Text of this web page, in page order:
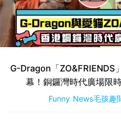
G-Dragon「
幕！銅鑼灣時代廣場限
Funny News毛孩趣